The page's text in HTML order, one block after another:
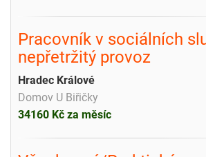
Pracovník v sociálních
nepřetržitý provoz
Hradec Králové
Domov U Biřičky
34160 Kč za měsíc